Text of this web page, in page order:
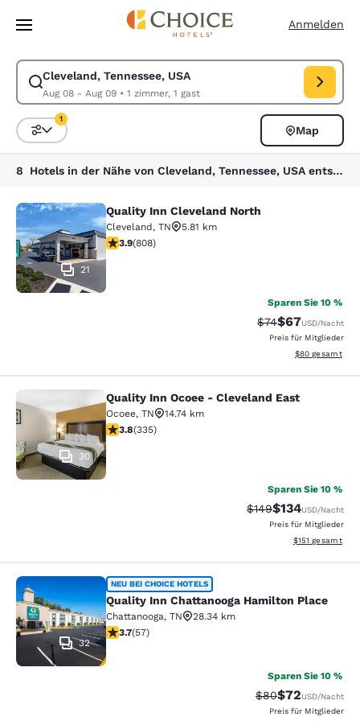
Weiter Zu Hauptinhalt
Anmelden
Cleveland, Tennessee, USA
Aug 08 - Aug 09• 1 zimmer, 1 gast
Suche für Cleveland, Tennessee, USA ändern. Check-in-Datum Aug
Sortieren und Filtern,
1
Map
8 Hotels in der Nähe von Cleveland, Tennessee, USA entsprechen Ihren Filtern
Quality Inn Cleveland North
21
Quality Inn Cleveland North
Cleveland, TN
5.81 km
3.86-Sterne-Bewertung. Gut. 808 Bewertungen
3.9(808)
Sparen Sie 10 %
$74Vergünstigter
$67USD/Nacht
Preis für Mitglieder
Geschätzte
$80 gesamt
Quality Inn Ocoee - Cleveland East
30
Quality Inn Ocoee - Cleveland East
Ocoee, TN
14.74 km
3.81-Sterne-Bewertung. Gut. 335 Bewertungen
3.8(335)
Sparen Sie 10 %
Durchgestrichener
$149Vergünstigter
$134USD/Nacht
Preis für Mitglieder
Geschätzte
$151 gesamt
Quality Inn Chattanooga Hamilton
32
NEU BEI CHOICE HOTELS
Quality Inn Chattanooga Hamilton Place
Chattanooga, TN
28.34 km
3.67-Sterne-Bewertung. Gut. 57 Bewertungen
3.7(57)
Sparen Sie 10 %
Durchgestrichener
$80Vergünstigter
$72USD/Nacht
Preis für Mitglieder